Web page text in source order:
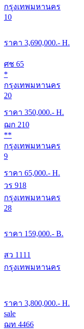
กรุงเทพมหานคร
10
ราคา 3,690,000.- H.
ศช 65
*
กรุงเทพมหานคร
20
ราคา 350,000.- H.
ฌก 210
**
กรุงเทพมหานคร
9
ราคา 65,000.- H.
วร 918
กรุงเทพมหานคร
28
ราคา 159,000.- B.
สว 1111
กรุงเทพมหานคร
ราคา 3,800,000.- H.
sale
ฌท 4466